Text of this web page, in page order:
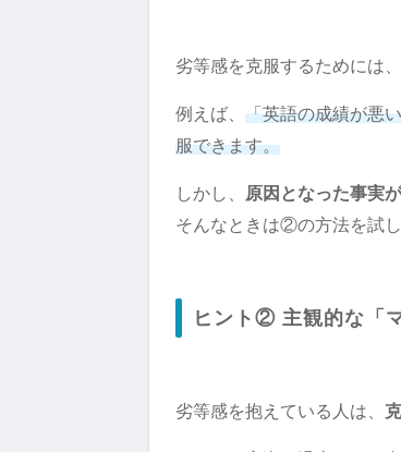
劣等感を克服するためには、
例えば、 「英語の成績が悪
服できます。
しかし、 原因となった事実
そんなときは②の方法を試し
ヒント② 主観的な「
劣等感を抱えている人は、